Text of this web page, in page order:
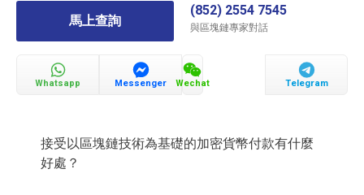
馬上查詢
(852) 2554 7545
與區塊鏈專家對話
Whatsapp Messenger Wechat Telegram
接受以區塊鏈技術為基礎的加密貨幣付款有什麼
好處？